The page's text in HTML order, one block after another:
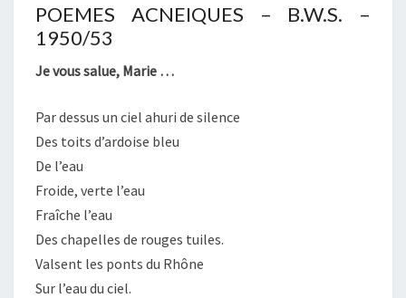
POEMES ACNEIQUES – B.W.S. –
1950/53
Je vous salue, Marie …
Par dessus un ciel ahuri de silence
Des toits d’ardoise bleu
De l’eau
Froide, verte l’eau
Fraîche l’eau
Des chapelles de rouges tuiles.
Valsent les ponts du Rhône
Sur l’eau du ciel.